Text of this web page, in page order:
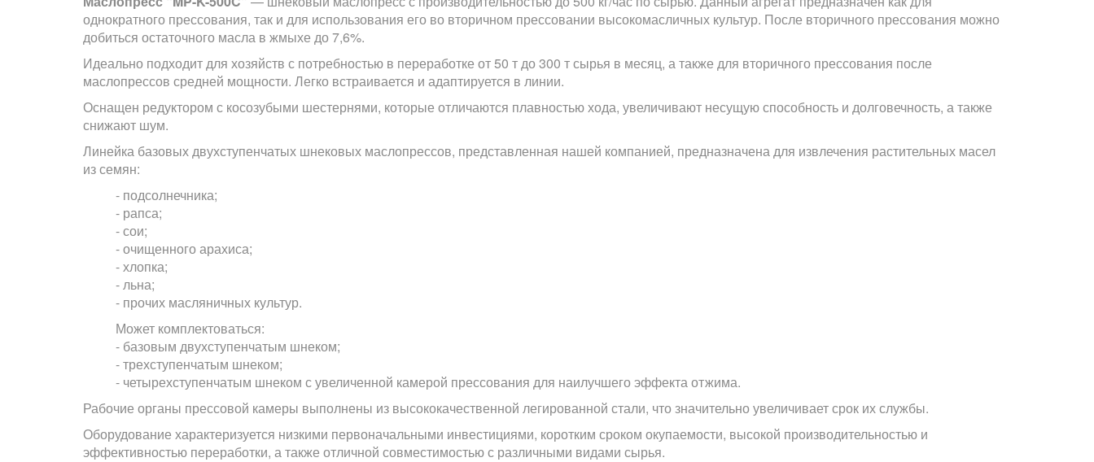
однократного прессования, так и для использования его во вторичном прессовании высокомасличных культур. После вторичного прессования можно
добиться остаточного масла в жмыхе до 7,6%.
Идеально подходит для хозяйств с потребностью в переработке от 50 т до 300 т сырья в месяц, а также для вторичного прессования после
маслопрессов средней мощности. Легко встраивается и адаптируется в линии.
Оснащен редуктором с косозубыми шестернями, которые отличаются плавностью хода, увеличивают несущую способность и долговечность, а также
снижают шум.
Линейка базовых двухступенчатых шнековых маслопрессов, представленная нашей компанией, предназначена для извлечения растительных масел
из семян:
- подсолнечника;
- рапса;
- сои;
- очищенного арахиса;
- хлопка;
- льна;
- прочих масляничных культур.
Может комплектоваться:
- базовым двухступенчатым шнеком;
- трехступенчатым шнеком;
- четырехступенчатым шнеком с увеличенной камерой прессования для наилучшего эффекта отжима.
Рабочие органы прессовой камеры выполнены из высококачественной легированной стали, что значительно увеличивает срок их службы.
Оборудование характеризуется низкими первоначальными инвестициями, коротким сроком окупаемости, высокой производительностью и
эффективностью переработки, а также отличной совместимостью с различными видами сырья.